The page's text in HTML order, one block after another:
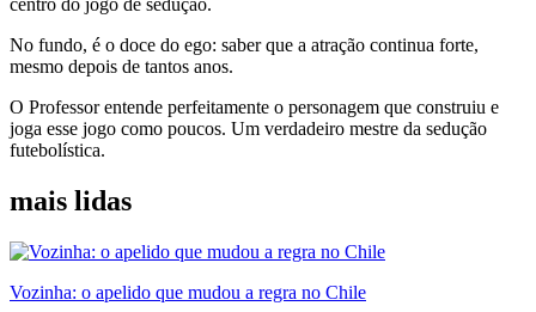
No fundo, é o doce do ego: saber que a atração continua forte,
mesmo depois de tantos anos.
O Professor entende perfeitamente o personagem que construiu e
joga esse jogo como poucos. Um verdadeiro mestre da sedução
futebolística.
mais lidas
Vozinha: o apelido que mudou a regra no Chile